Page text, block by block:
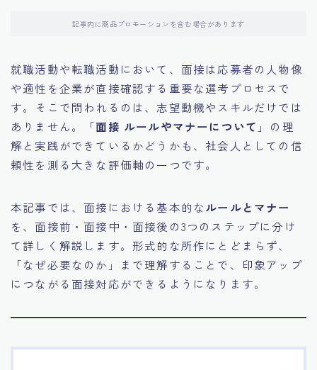
14.キャリアアップのための面接戦略
15.職場適応力をアピールする方法
16.エージェントと良好な関係を築く方法
17.面接でブランクを効果的に伝える方法
18.転職後の職場に適応するためのヒント
記事内に商品プロモーションを含む場合があります
就職活動や転職活動において、面接は応募者の人物像
や適性を企業が直接確認する重要な選考プロセスで
す。そこで問われるのは、志望動機やスキルだけでは
ありません。「面接 ルールやマナーについて 」の理
解と実践ができているかどうかも、社会人としての信
頼性を測る大きな評価軸の一つです。
本記事では、面接における基本的なルールとマナー
を、面接前・面接中・面接後の3つのステップに分け
て詳しく解説します。形式的な所作にとどまらず、
「なぜ必要なのか」まで理解することで、印象アップ
につながる面接対応ができるようになります。